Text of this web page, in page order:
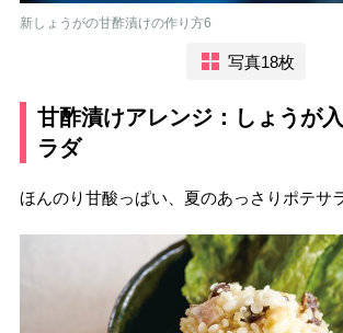
新しょうがの甘酢漬けの作り方6
写真18枚
甘酢漬けアレンジ：しょうが
ラダ
ほんのり甘酸っぱい、夏のあっさりポテサ